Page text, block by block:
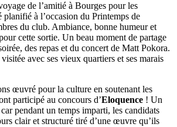
de l’amitié à Bourges pour les
planifié à l’occasion du Printemps de
du club. Ambiance, bonne humeur et
cette sortie. Un beau moment de partage
des repas et du concert de Matt Pokora.
avec ses vieux quartiers et ses marais
œuvré pour la culture en soutenant les
participé au concours d’Eloquence ! Un
pendant un temps imparti, les candidats
clair et structuré tiré d’une œuvre qu’ils